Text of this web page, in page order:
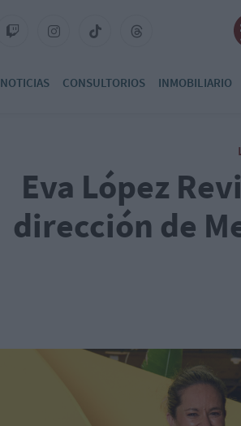
NOTICIAS CONSULTORIOS INMOBILIARIO
Eva López
dirección de